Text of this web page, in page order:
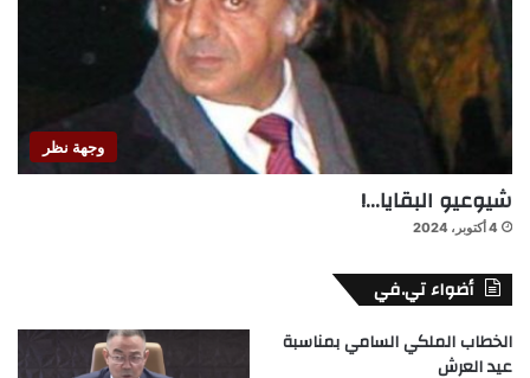
وجهة نظر
شيوعيو البقايا…!
4 أكتوبر، 2024
أضواء تي.في
الخطاب الملكي السامي بمناسبة
عيد العرش